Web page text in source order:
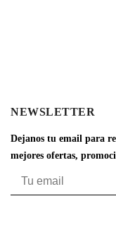
NEWSLETTER
Dejanos tu email para
mejores ofertas,